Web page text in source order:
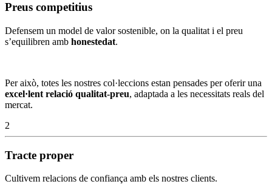
Preus competitius
Defensem un model de valor sostenible, on la qualitat i el preu
s’equilibren amb honestedat.
Per això, totes les nostres col·leccions estan pensades per oferir una
excel·lent relació qualitat-preu, adaptada a les necessitats reals del
mercat.
2
Tracte proper
Cultivem relacions de confiança amb els nostres clients.